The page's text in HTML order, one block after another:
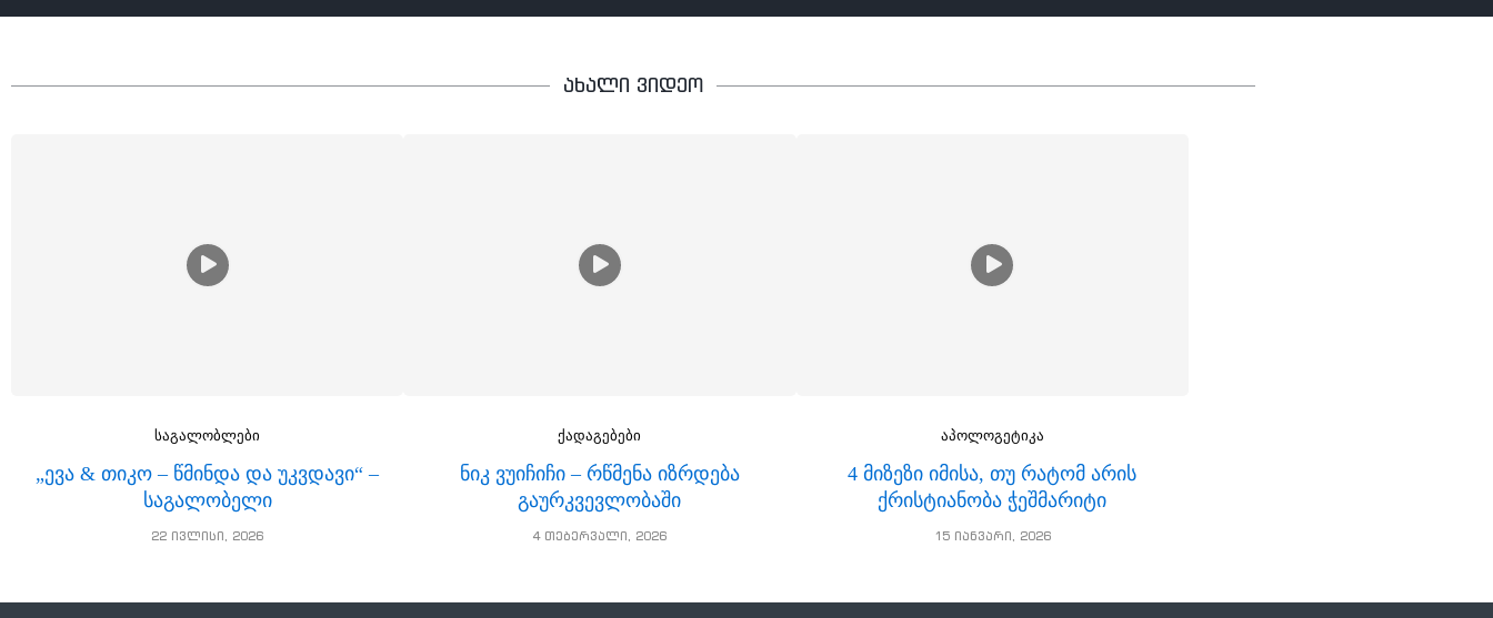
ახალი ვიდეო
საგალობლები
„ევა & თიკო – წმინდა და უკვდავი“ –
საგალობელი
22 ივლისი, 2026
ქადაგებები
ნიკ ვუიჩიჩი – რწმენა იზრდება
გაურკვევლობაში
4 თებერვალი, 2026
აპოლოგეტიკა
4 მიზეზი იმისა, თუ რატომ არის
ქრისტიანობა ჭეშმარიტი
15 იანვარი, 2026